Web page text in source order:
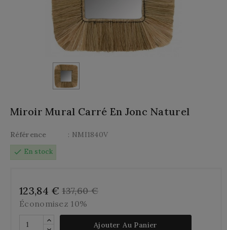
Miroir Mural Carré En Jonc Naturel
Référence
: NMI1840V
check En stock
123,84 € 137,60 €
Économisez 10%
Ajouter Au Panier